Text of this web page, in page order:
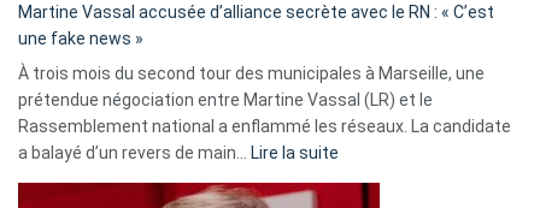
Algérie
Martine Vassal accusée d’alliance secrète avec le RN : « C’est
une fake news »
À trois mois du second tour des municipales à Marseille, une
prétendue négociation entre Martine Vassal (LR) et le
Rassemblement national a enflammé les réseaux. La candidate
a balayé d’un revers de main…
Lire la suite